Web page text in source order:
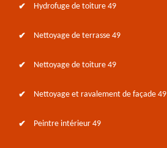
Hydrofuge de toiture 49
Nettoyage de terrasse 49
Nettoyage de toiture 49
Nettoyage et ravalement de façade 49
Peintre intérieur 49